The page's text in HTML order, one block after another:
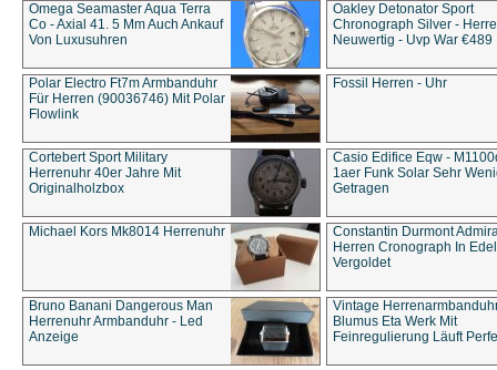
Omega Seamaster Aqua Terra
Co - Axial 41. 5 Mm Auch Ankauf
Von Luxusuhren
Oakley Detonator Sport
Chronograph Silver -
Neuwertig - Uvp War €489
Polar Electro Ft7m Armbanduhr
Für Herren (90036746) Mit Polar
Flowlink
Fossil Herren - Uhr
Cortebert Sport Military
Herrenuhr 40er Jahre Mit
Originalholzbox
Casio Edifice Eqw -
1aer Funk Solar Sehr
Getragen
Michael Kors Mk8014 Herrenuhr
Constantin Durmont
Herren Cronograph In
Vergoldet
Bruno Banani Dangerous Man
Herrenuhr Armbanduhr - Led
Anzeige
Vintage
Blumus Eta Werk Mit
Feinregulierung Läuft